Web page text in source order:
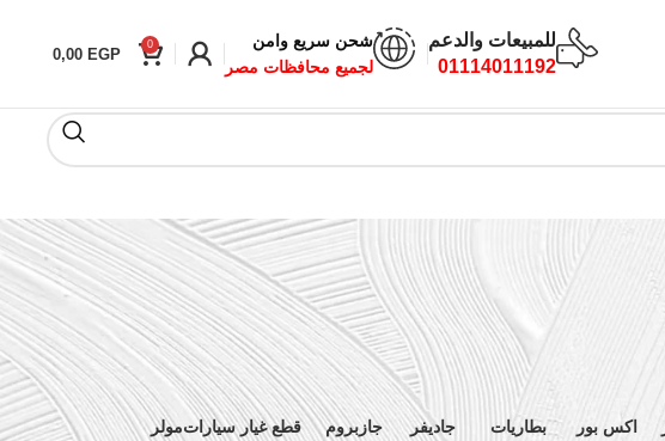
للمبيعات والدعم
01114011192
شحن سريع وامن
لجميع محافظات مصر
0
0,00 EGP
اكس بور
بطاريات
جاديفر
جازبروم
قطع غيار سياراتمولر